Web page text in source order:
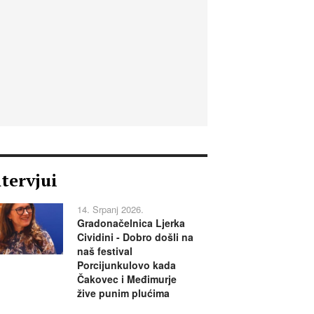
14. Srpanj 2026.
Gradonačelnica Ljerka
Cividini - Dobro došli na
naš festival
Porcijunkulovo kada
Čakovec i Međimurje
žive punim plućima